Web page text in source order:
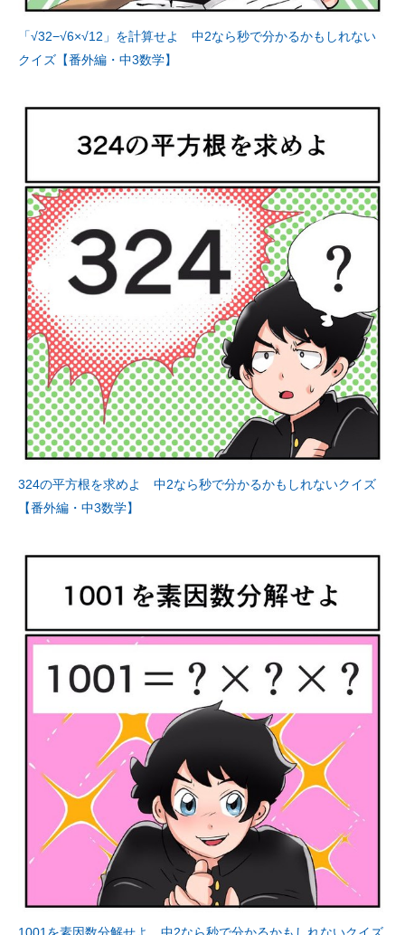
「√32−√6×√12」を計算せよ 中2なら秒で分かるかもしれない
クイズ【番外編・中3数学】
324の平方根を求めよ 中2なら秒で分かるかもしれないクイズ
【番外編・中3数学】